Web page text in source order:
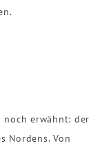
erwähnt: der
Nordens. Von